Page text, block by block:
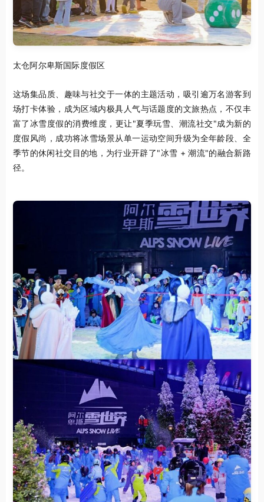
太仓阿尔卑斯国际度假区
这场集品质、趣味与社交于一体的主题活动，吸引逾万名游客到
场打卡体验，成为区域内极具人气与话题度的文旅热点，不仅丰
富了冰雪度假的消费维度，更让"夏季玩雪、潮流社交"成为新的
度假风尚，成功将冰雪场景从单一运动空间升级为全年龄段、全
季节的休闲社交目的地，为行业开辟了"冰雪 + 潮流"的融合新路
径。